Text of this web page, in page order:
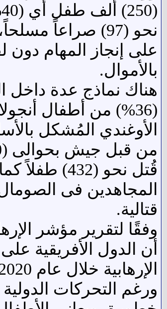
(250) ألف طفل أي (40%) من جُملة الأطفال المجندين حول العالم
نحو (97) صراعاً مسلحاً، والتي أفرزت أطفالاً ضحايا جندتهم التنظيمات الإرهابية مستغلة
على إنجاز المهام دون
بالأموال.
هناك نماذج عدة داخل
(36%) من أطفال
الأوغندي المُشكل
من قبل جيش بحوالى (60000) طفل،
قُتل نحو (432) طفلاً كما
قتالية.
أن الدول الأفريقية
الإرهابية خلال عام 2020 ليصل إلى (3471) عملية أسفرت عن مقتل (10460) ضحية
ورغم التحركات